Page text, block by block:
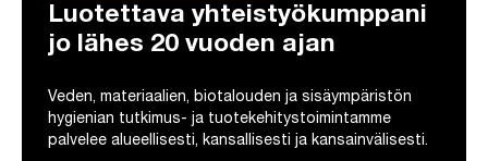
Luotettava yhteistyökumppani
jo lähes 20 vuoden ajan
Veden, materiaalien, biotalouden ja sisäympäristön
hygienian tutkimus- ja tuotekehitystoimintamme
palvelee alueellisesti, kansallisesti ja kansainvälisesti.